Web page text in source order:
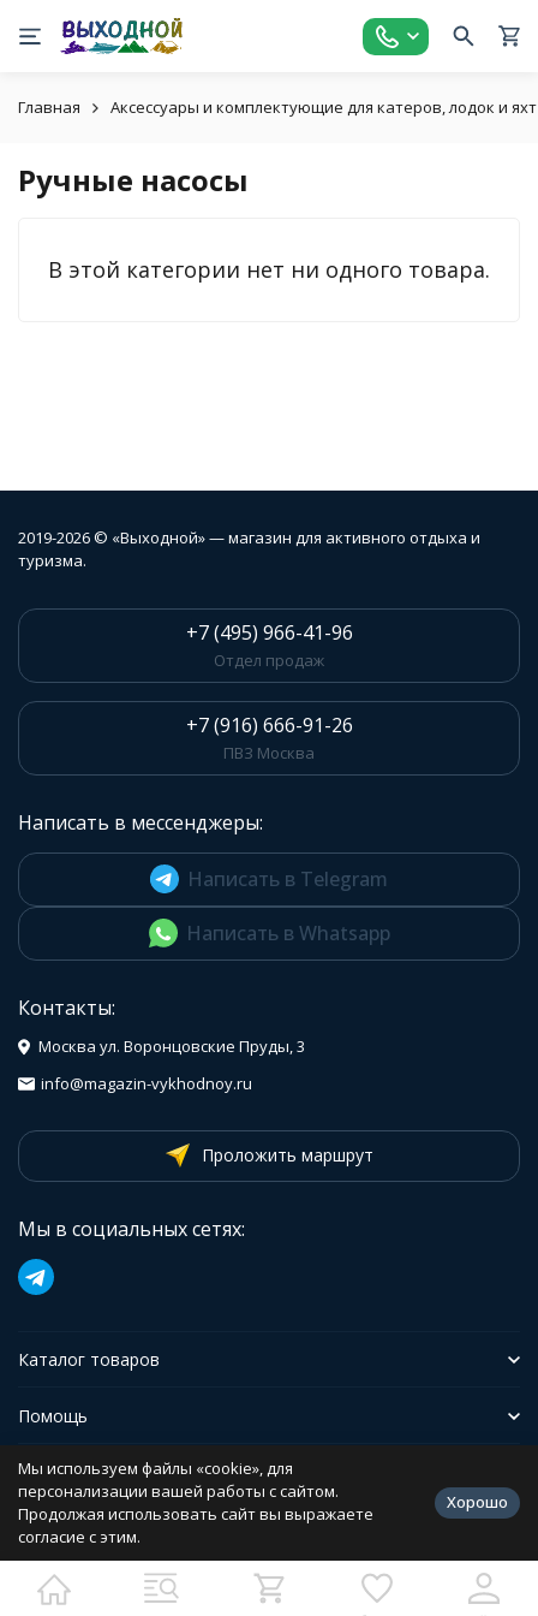
Главная Аксессуары и комплектующие для катеров, лодок и яхт
Ручные насосы
В этой категории нет ни одного товара.
2019-2026 © «Выходной» — магазин для активного отдыха и
туризма.
+7 (495) 966-41-96
Отдел продаж
+7 (916) 666-91-26
ПВЗ Москва
Написать в мессенджеры:
Написать в Telegram
Написать в Whatsapp
Контакты:
Москва ул. Воронцовские Пруды, 3
info@magazin-vykhodnoy.ru
Проложить маршрут
Мы в социальных сетях:
Каталог товаров
Помощь
Иформация
Политика персональных данных
Разработано в
bodysite.ru
Мы используем файлы «cookie», для
персонализации вашей работы с сайтом.
Продолжая использовать сайт вы выражаете
согласие с этим.
Хорошо